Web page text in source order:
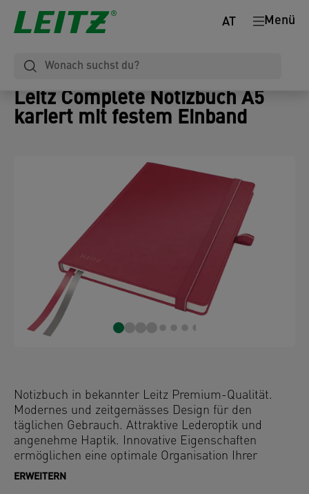
Menü
AT
Leitz Complete Notizbuch A5
kariert mit festem Einband
Notizbuch in bekannter Leitz Premium-Qualität.
Modernes und zeitgemässes Design für den
täglichen Gebrauch. Attraktive Lederoptik und
angenehme Haptik. Innovative Eigenschaften
ermöglichen eine optimale Organisation Ihrer
Notizen. Passt perfekt zu anderen Complete
ERWEITERN